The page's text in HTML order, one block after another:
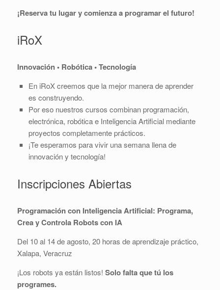
¡Reserva tu lugar y comienza a programar el futuro!
iRoX
Innovación • Robótica • Tecnología
En iRoX creemos que la mejor manera de aprender
es construyendo.
Por eso nuestros cursos combinan programación,
electrónica, robótica e Inteligencia Artificial mediante
proyectos completamente prácticos.
¡Te esperamos para vivir una semana llena de
innovación y tecnología!
Inscripciones Abiertas
Programación con Inteligencia Artificial: Programa,
Crea y Controla Robots con IA
Del 10 al 14 de agosto, 20 horas de aprendizaje práctico,
Xalapa, Veracruz
¡Los robots ya están listos! Solo falta que tú los
programes.